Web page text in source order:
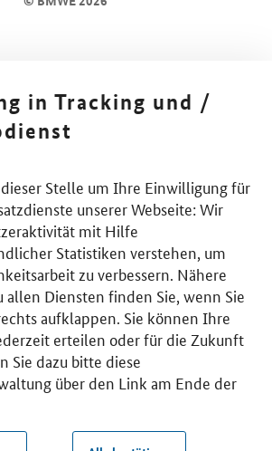
in Tracking und /
Stelle um Ihre Einwilligung für
unserer Webseite: Wir
mit Hilfe
Statistiken verstehen, um
zu verbessern. Nähere
Diensten finden Sie, wenn Sie
aufklappen. Sie können Ihre
erteilen oder für die Zukunft
Sie dazu bitte diese
über den Link am Ende der